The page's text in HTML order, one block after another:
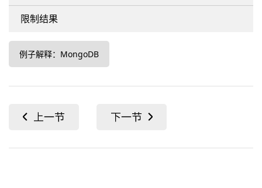
限制结果
例子解释：MongoDB